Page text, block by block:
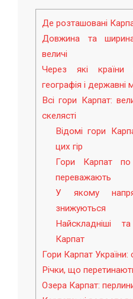
Де розташовані
Довжина та
величі
Через які країни
географія і державні
Всі гори Карпат:
скелясті
Відомі гори
цих гір
Гори Карпат по
переважають
У якому
знижуються
Найскладніші
Карпат
Гори Карпат України:
Річки, що
Озера Карпат: